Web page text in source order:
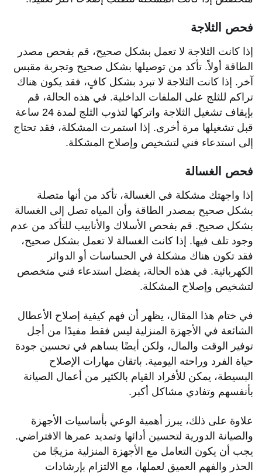
فحص الثلاجة
إذا كانت الثلاجة لا تعمل بشكل صحيح، قم بفحص مصدر
الطاقة أولاً. تأكد من توصيلها بشكل صحيح وتجربة مقبس
آخر. إذا كانت الثلاجة لا تبرد بشكل كافٍ، فقد يكون هناك
تراكم للثلج على الملفات الداخلية. في هذه الحالة، قم
بإيقاف تشغيل الثلاجة واتركها لتذوب الثلج لمدة 24 ساعة
قبل تشغيلها مرة أخرى. إذا استمرت المشكلة، فقد تحتاج
إلى استدعاء فني لتشخيص وإصلاح المشكلة.
فحص الغسالة
إذا واجهتك مشكلة في الغسالة، تأكد من أنها متصلة
بشكل صحيح بمصدر الطاقة وأن المياه تصل إلى الغسالة
بشكل صحيح. قم بفحص الأسلاك والأنابيب للتأكد من عدم
وجود تلف فيها. إذا كانت الغسالة لا تعمل بشكل صحيح،
فقد تكون هناك مشكلة في الحساسات أو الدوائر
الكهربائية. في هذه الحالة، يفضل استدعاء فني متخصص
لتشخيص وإصلاح المشكلة.
في ختام هذا المقال، يظهر أن فهم كيفية إصلاح الأعطال
الشائعة في الأجهزة المنزلية ليس فقط مفيدًا من أجل
توفير الوقت والمال، ولكن أيضًا يساهم في تحسين جودة
حياة الفرد وراحته اليومية. باتقان مهارات الإصلاح
البسيطة، يمكن للأفراد القيام بالكثير من أعمال الصيانة
بأنفسهم وتفادي مشاكل أكبر.
علاوة على ذلك، يبرز أهمية الوعي بأساسيات الأجهزة
والصيانة الدورية لتحسين أدائها وتمديد عمرها الافتراضي.
يجب أن يكون التعامل مع الأجهزة المنزلية مزيجًا من
الحذر والفهم العميق لعملها، مع الالتزام بإرشادات